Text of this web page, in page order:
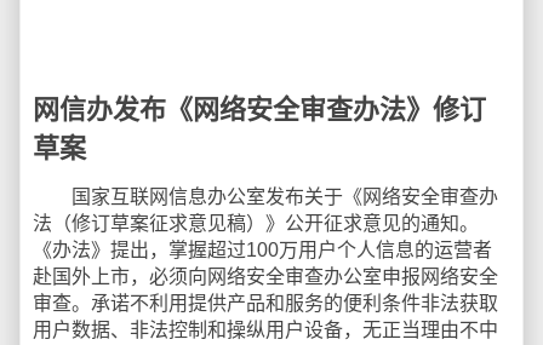
网信办发布《网络安全审查办法》修订
草案
国家互联网信息办公室发布关于《网络安全审查办
法（修订草案征求意见稿）》公开征求意见的通知。
《办法》提出，掌握超过100万用户个人信息的运营者
赴国外上市，必须向网络安全审查办公室申报网络安全
审查。承诺不利用提供产品和服务的便利条件非法获取
用户数据、非法控制和操纵用户设备，无正当理由不中